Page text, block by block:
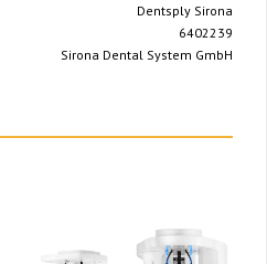
Dentsply Sirona
6402239
Sirona Dental System GmbH